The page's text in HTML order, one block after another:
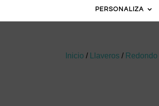
PERSONALIZA
Inicio / Llaveros / Redondo